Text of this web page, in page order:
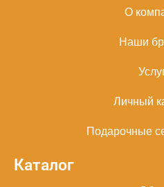
О
Наши
Личный
Подарочные
Каталог